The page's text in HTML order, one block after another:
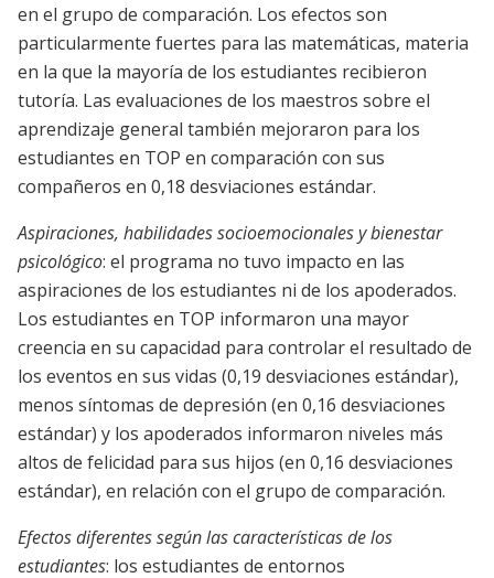
en el grupo de comparación. Los efectos son
particularmente fuertes para las matemáticas, materia
en la que la mayoría de los estudiantes recibieron
tutoría. Las evaluaciones de los maestros sobre el
aprendizaje general también mejoraron para los
estudiantes en TOP en comparación con sus
compañeros en 0,18 desviaciones estándar.
Aspiraciones, habilidades socioemocionales y bienestar
psicológico: el programa no tuvo impacto en las
aspiraciones de los estudiantes ni de los apoderados.
Los estudiantes en TOP informaron una mayor
creencia en su capacidad para controlar el resultado de
los eventos en sus vidas (0,19 desviaciones estándar),
menos síntomas de depresión (en 0,16 desviaciones
estándar) y los apoderados informaron niveles más
altos de felicidad para sus hijos (en 0,16 desviaciones
estándar), en relación con el grupo de comparación.
Efectos diferentes según las características de los
estudiantes: los estudiantes de entornos